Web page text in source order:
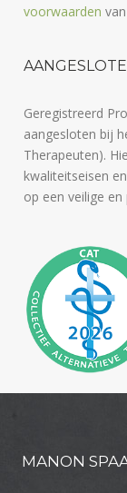
voorwaarden
Geregistreerd
aangesloten bij
Therapeuten).
kwaliteitseisen
op een veilige
MANON